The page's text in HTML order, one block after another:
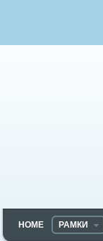
HOME РАМКИ